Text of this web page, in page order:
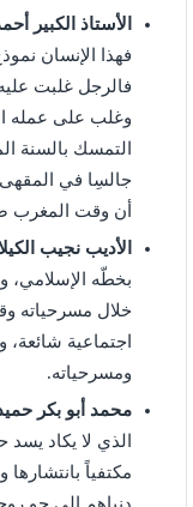
الأستاذ الكبير
فهذا الإنسان
فالرجل غلبت
وغلب على عمله
التمسك بالسنة
جالسِا في
أن وقت المغرب
الأديب نجيب
بخطّه الإسلامي،
خلال مسرحياته
اجتماعية
ومسرحياته.
محمد أبو بكر
الذي لا يكاد
مكتفياً